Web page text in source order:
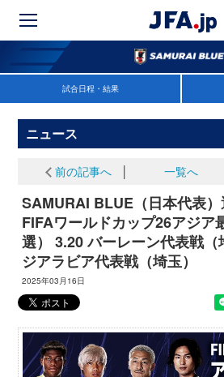
試合日程・結果
ニュース
前の記事へ 一覧へ
SAMURAI BLUE（日本代表
FIFAワールドカップ26アジア
選） 3.20 バーレーン代表戦
ジアラビア代表戦（埼玉）
2025年03月16日